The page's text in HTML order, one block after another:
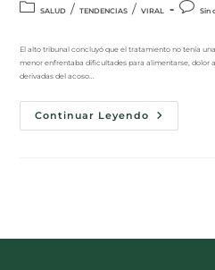
SALUD / TENDENCIAS / VIRAL Sin
El alto tribunal concluyó que el tratamiento no tenía
menor enfrentaba dificultades para alimentarse, dolor
derivadas del acoso…
Continuar Leyendo